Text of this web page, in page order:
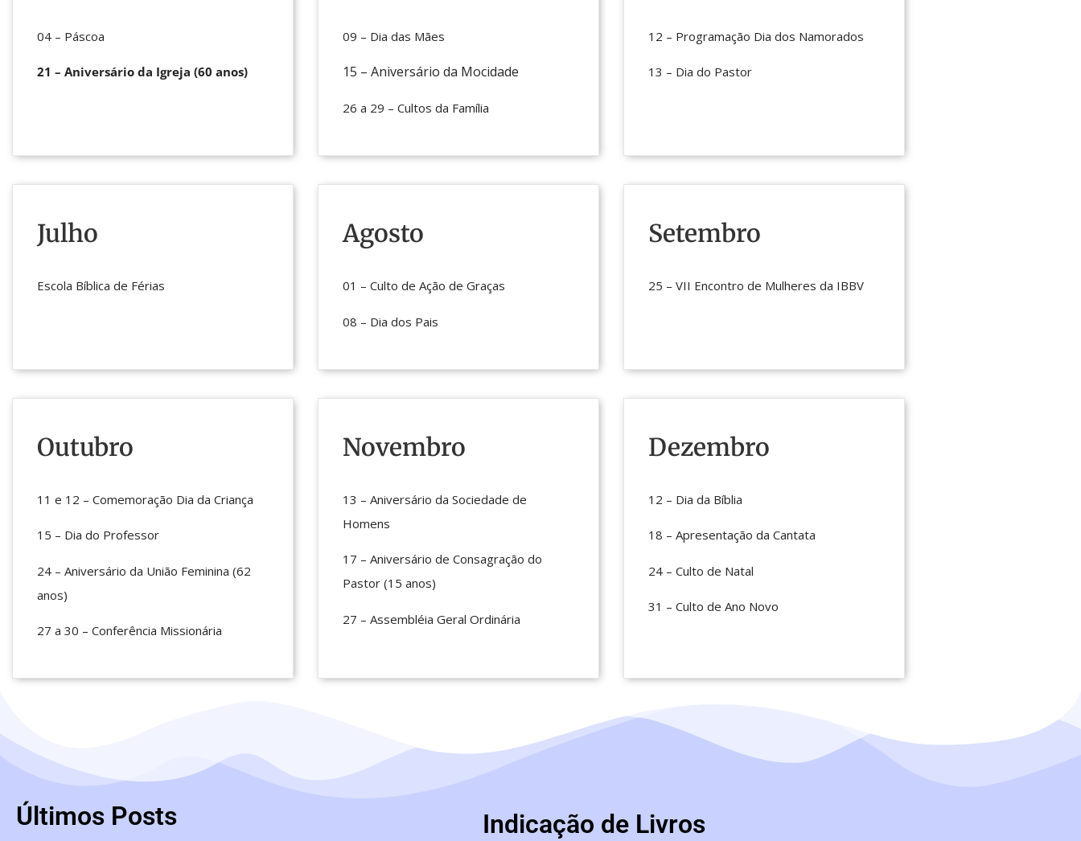
04 – Páscoa
21 – Aniversário da Igreja (60 anos)
09 – Dia das Mães
15 – Aniversário da Mocidade
26 a 29 – Cultos da Família
12 – Programação Dia dos Namorados
13 – Dia do Pastor
Julho
Escola Bíblica de Férias
Agosto
01 – Culto de Ação de Graças
08 – Dia dos Pais
Setembro
25 – VII Encontro de Mulheres da IBBV
Outubro
11 e 12 – Comemoração Dia da Criança
15 – Dia do Professor
24 – Aniversário da União Feminina (62
anos)
27 a 30 – Conferência Missionária
Novembro
13 – Aniversário da Sociedade de
Homens
17 – Aniversário de Consagração do
Pastor (15 anos)
27 – Assembléia Geral Ordinária
Dezembro
12 – Dia da Bíblia
18 – Apresentação da Cantata
24 – Culto de Natal
31 – Culto de Ano Novo
Últimos Posts Indicação de Livros